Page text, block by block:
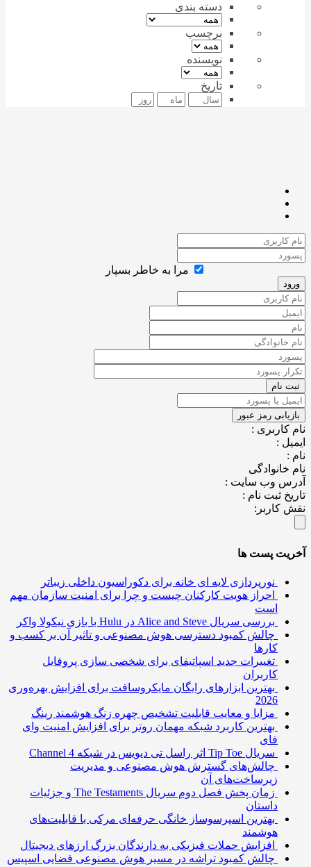
دسته بندی
برچسب
نویسنده
تاریخ
مرا به خاطر بسپار
:
:
وب سایت :
ثبت نام :
کاربر:
پست ها
نورپردازی لایه ای خانه برای دکوراسیون داخلی زیباتر
احراز هویت کارکنان چیست و چرا برای امنیت سازمان مهم
بررسی سریال Alice and Steve در Hulu با بازی نیکولا واکر
چالش کمبود دسترسی هوش مصنوعی و تاثیر آن بر کسب و
کارها
تغییرات جدید اسپاتیفای برای شخصی سازی پروفایل
کاربران
بهترین ابزارهای رایگان مایکروسافت برای افزایش بهره‌وری
مزایا و معایب قابلیت تشخیص چهره زنگ هوشمند رینگ
بهترین کاربرد شبکه مهمان روتر برای افزایش امنیت وای
سریال Tip Toe اثر راسل تی دیویس در شبکه Channel 4
چالش‌های گسترش هوش مصنوعی و مدیریت
زیرساخت‌های آن
زمان پخش فصل دوم سریال The Testaments و جزئیات
داستان
بهترین اسپرسوساز خانگی حرفه‌ای مرکی با قابلیت‌های
هوشمند
افزایش حملات فیزیکی به دارندگان بزرگ ارزهای دیجیتال
چالش کمبود تراشه در مسیر هوش مصنوعی فضایی اسپیس